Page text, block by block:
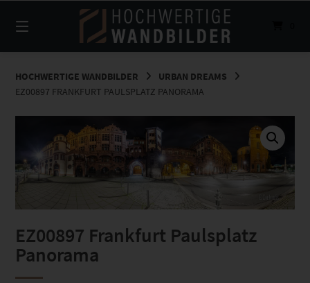
zum
Inhalt
HOCHWERTIGE WANDBILDER
URBAN DREAMS
EZ00897 FRANKFURT PAULSPLATZ PANORAMA
EZ00897 Frankfurt Paulsplatz
Panorama